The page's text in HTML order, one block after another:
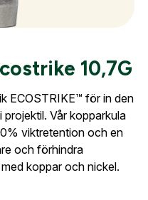
10,7G
ECOSTRIKE™ för in den
Vår kopparkula
viktretention och en
och förhindra
koppar och nickel.
avtalspriser, smidig
orderhistorik.
på de vanligaste
*